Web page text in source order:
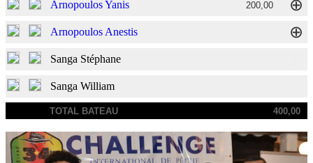
Arnopoulos Yanis 200,00 ⊕
Arnopoulos Anestis ⊕
Sanga Stéphane
Sanga William
TOTAL BATEAU 400,00